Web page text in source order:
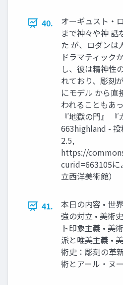
40.
オーギュスト・
まで神々や神 話
た が、ロダンは
ドラマティック
し、彼は精神性
れており、彫刻
にモデル から直
われることもあ
『地獄の門』 『
663highland - 投
2.5,
https://
curid=663105に
立西洋美術館）
41.
本日の内容 • 世
強の対立 • 美術
ト印象主義 • 美
派と唯美主義 •
術史：彫刻の革
術とアール・ヌ